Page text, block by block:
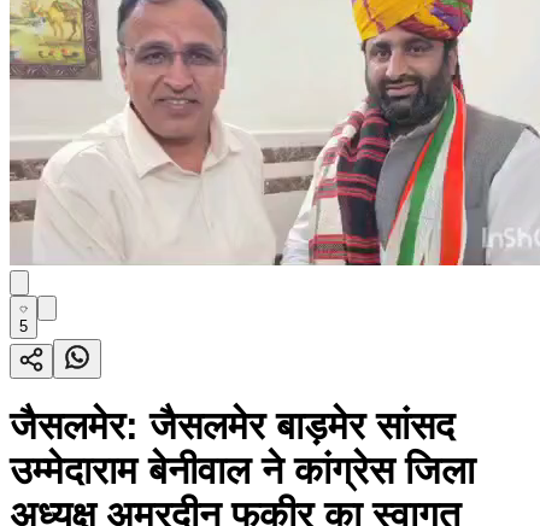
5
जैसलमेर: जैसलमेर बाड़मेर सांसद
उम्मेदाराम बेनीवाल ने कांग्रेस जिला
अध्यक्ष अमरदीन फकीर का स्वागत